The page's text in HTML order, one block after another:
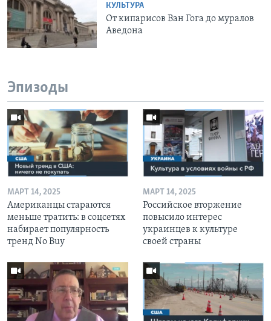
КУЛЬТУРА
От кипарисов Ван Гога до муралов
Аведона
Эпизоды
МАРТ 14, 2025
Американцы стараются
меньше тратить: в соцсетях
набирает популярность
тренд No Buy
МАРТ 14, 2025
Российское вторжение
повысило интерес
украинцев к культуре
своей страны